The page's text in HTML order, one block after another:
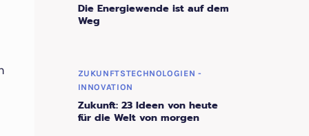
Die Energiewende ist auf dem
Weg
ZUKUNFTSTECHNOLOGIEN -
INNOVATION
Zukunft: 23 Ideen von heute
für die Welt von morgen